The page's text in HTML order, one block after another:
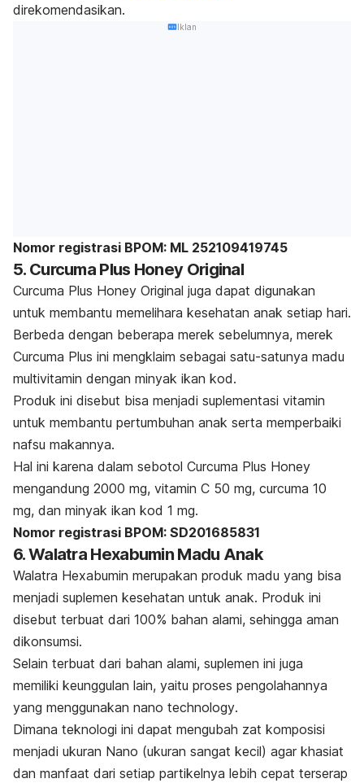
direkomendasikan.
Iklan
Nomor registrasi BPOM: ML 252109419745
5. Curcuma Plus Honey Original
Curcuma Plus Honey Original juga dapat digunakan
untuk membantu memelihara kesehatan anak setiap hari.
Berbeda dengan beberapa merek sebelumnya, merek
Curcuma Plus ini mengklaim sebagai satu-satunya madu
multivitamin dengan minyak ikan kod.
Produk ini disebut bisa menjadi suplementasi vitamin
untuk membantu pertumbuhan anak serta memperbaiki
nafsu makannya.
Hal ini karena dalam sebotol Curcuma Plus Honey
mengandung 2000 mg, vitamin C 50 mg, curcuma 10
mg, dan minyak ikan kod 1 mg.
Nomor registrasi BPOM: SD201685831
6. Walatra Hexabumin Madu Anak
Walatra Hexabumin merupakan produk madu yang bisa
menjadi suplemen kesehatan untuk anak. Produk ini
disebut terbuat dari 100% bahan alami, sehingga aman
dikonsumsi.
Selain terbuat dari bahan alami, suplemen ini juga
memiliki keunggulan lain, yaitu proses pengolahannya
yang menggunakan nano technology.
Dimana teknologi ini dapat mengubah zat komposisi
menjadi ukuran Nano (ukuran sangat kecil) agar khasiat
dan manfaat dari setiap partikelnya lebih cepat terserap